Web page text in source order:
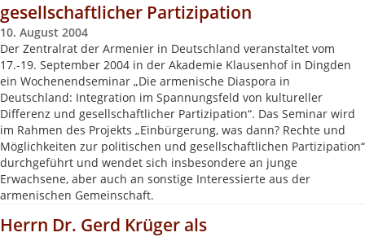
gesellschaftlicher Partizipation
10. August 2004
Der Zentralrat der Armenier in Deutschland veranstaltet vom
17.-19. September 2004 in der Akademie Klausenhof in Dingden
ein Wochenendseminar „Die armenische Diaspora in
Deutschland: Integration im Spannungsfeld von kultureller
Differenz und gesellschaftlicher Partizipation“. Das Seminar wird
im Rahmen des Projekts „Einbürgerung, was dann? Rechte und
Möglichkeiten zur politischen und gesellschaftlichen Partizipation“
durchgeführt und wendet sich insbesondere an junge
Erwachsene, aber auch an sonstige Interessierte aus der
armenischen Gemeinschaft.
Herrn Dr. Gerd Krüger als